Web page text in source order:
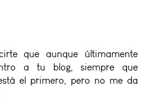
que aunque últimamente
a tu blog, siempre que
el primero, pero no me da